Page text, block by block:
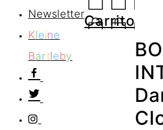
Newsletter
Kleine
Bartleby
Carrito